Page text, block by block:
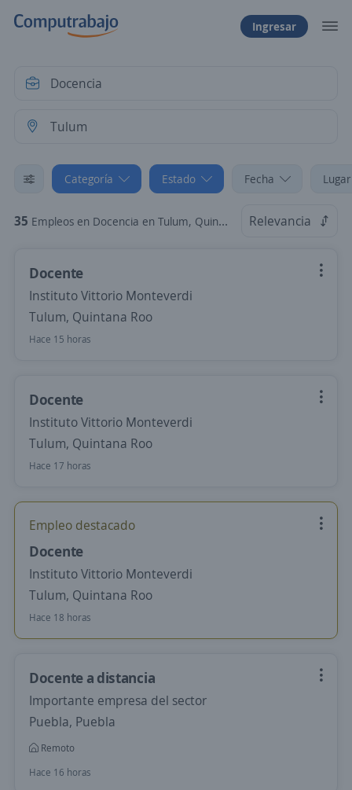
Ingresar
Categoría Estado Fecha
35 Empleos en Docencia en Tulum, Quintana Roo Relevancia
Docente
Instituto Vittorio Monteverdi
Tulum, Quintana Roo
Hace 15 horas
Docente
Instituto Vittorio Monteverdi
Tulum, Quintana Roo
Hace 17 horas
Empleo destacado
Docente
Instituto Vittorio Monteverdi
Tulum, Quintana Roo
Hace 18 horas
Docente a distancia
Importante empresa del sector
Puebla, Puebla
Remoto
Hace 16 horas